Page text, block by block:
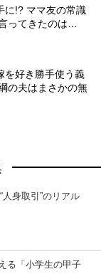
に!? ママ友の常識
ってきたのは…
を好き勝手使う義
の夫はまさかの無
身取引”のリアル
る「小学生の甲子